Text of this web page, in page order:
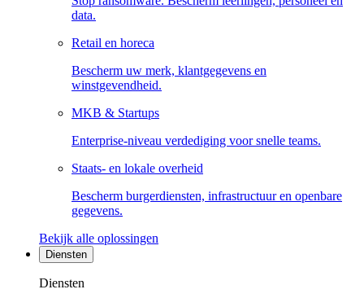
data.
Retail en horeca
Bescherm uw merk, klantgegevens en
winstgevendheid.
MKB & Startups
Enterprise-niveau verdediging voor snelle teams.
Staats- en lokale overheid
Bescherm burgerdiensten, infrastructuur en openbare
gegevens.
Bekijk alle oplossingen
Diensten
Diensten